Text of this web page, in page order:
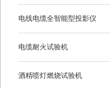
电线电缆全智能型投影仪
电缆耐火试验机
酒精喷灯燃烧试验机